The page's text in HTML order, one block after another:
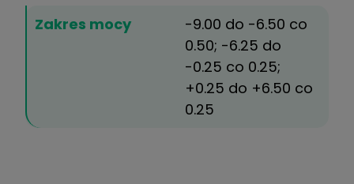
Zakres mocy
-9.00 do -6.50 co
0.50; -6.25 do
-0.25 co 0.25;
+0.25 do +6.50 co
0.25